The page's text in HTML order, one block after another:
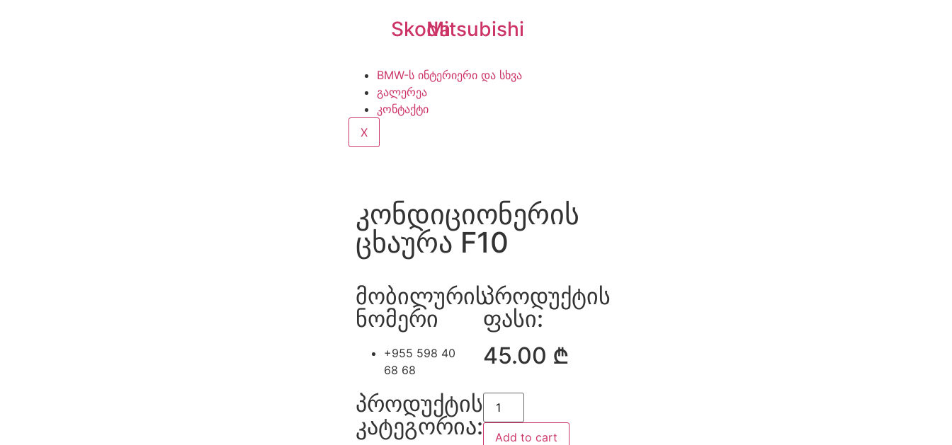
SkodaMitsubishi
BMW-ს ინტერიერი და სხვა
გალერეა
კონტაქტი
X
კონდიციონერის
ცხაურა F10
მობილურის
ნომერი
+955 598 40
68 68
პროდუქტის
ფასი:
45.00 ₾
პროდუქტის
კატეგორია:
Add to cart